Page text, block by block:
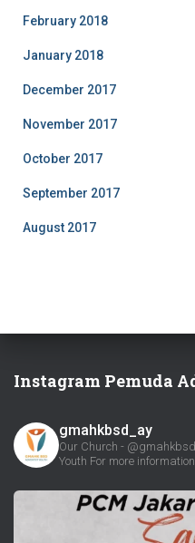
February 2018
January 2018
December 2017
November 2017
October 2017
September 2017
August 2017
Instagram Pemuda
gmahkbsd_ay
Our Church - @gmahkbsd
Youth For more